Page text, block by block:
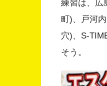
練習は、広
町)、戸河
穴)、S-
そう。